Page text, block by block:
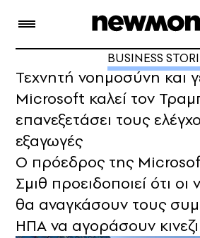
BUSINESS
Τεχνητή νοημοσύνη και
Microsoft καλεί τον
επανεξετάσει τους
εξαγωγές
Ο πρόεδρος της
Σμιθ προειδοποιεί ότι οι
θα αναγκάσουν τους
ΗΠΑ να αγοράσουν